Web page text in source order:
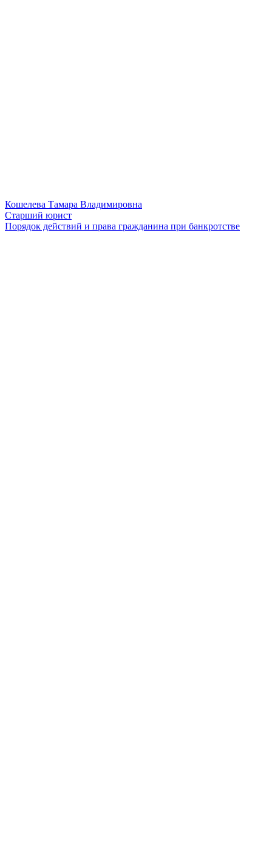
Кошелева Тамара Владимировна
Старший юрист
Порядок действий и права гражданина при банкротстве